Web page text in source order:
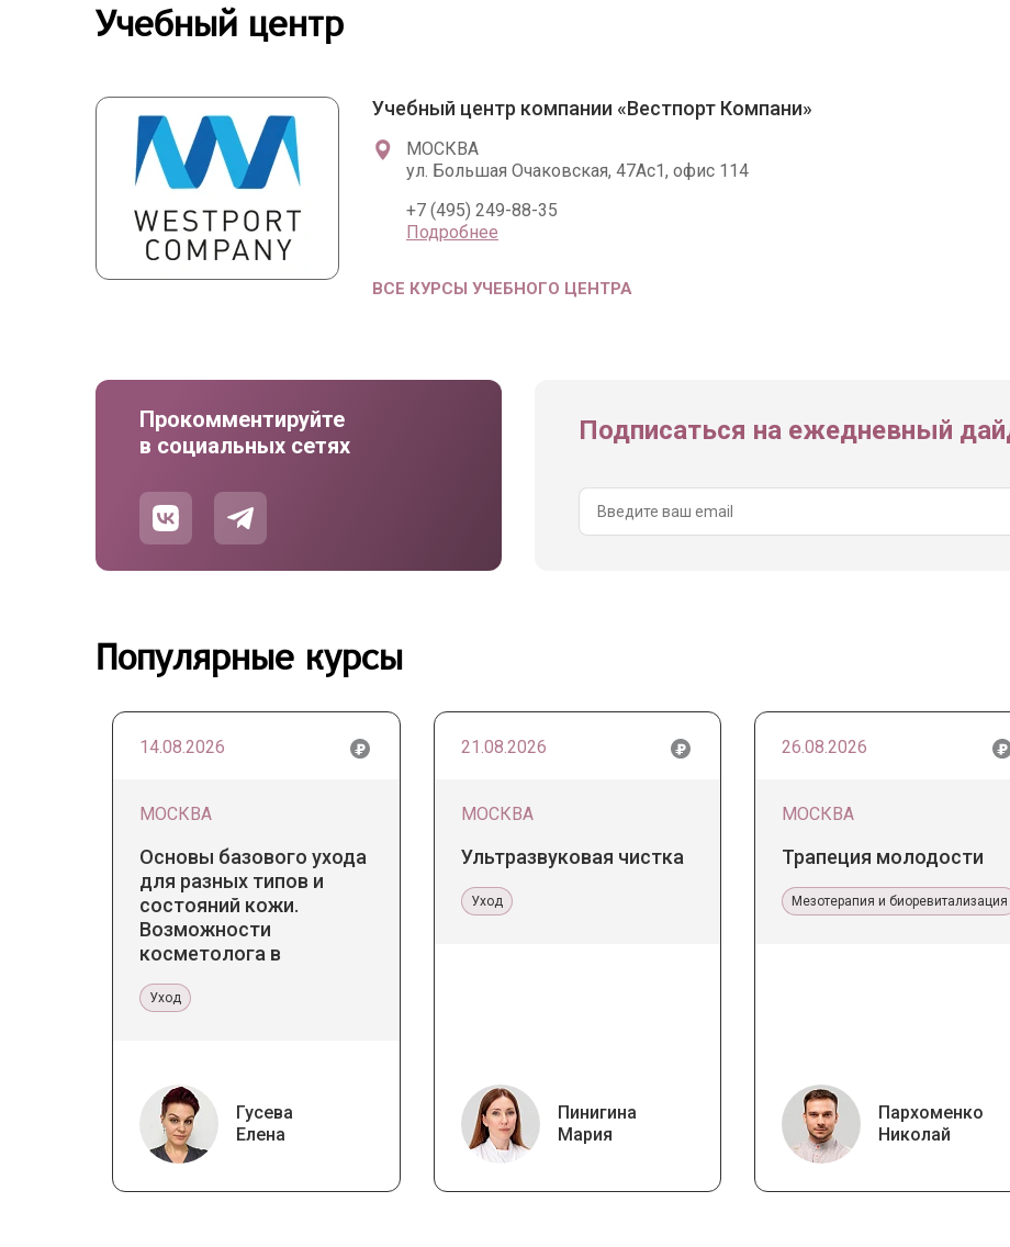
Учебный центр
Учебный центр компании «Вестпорт Компани»
МОСКВА
ул. Большая Очаковская, 47Ас1, офис 114
+7 (495) 249-88-35
Подробнее
ВСЕ КУРСЫ УЧЕБНОГО ЦЕНТРА
Прокомментируйте
в социальных сетях
Подписаться на ежедневный
Популярные курсы
14.08.2026
МОСКВА
Основы базового ухода
для разных типов и
состояний кожи.
Возможности
косметолога в
Уход
Гусева
Елена
21.08.2026
МОСКВА
Ультразвуковая чистка
Уход
Пинигина
Мария
26.08.2026
МОСКВА
Трапеция молодости
Мезотерапия и биоревитализация
Пархоменко
Николай